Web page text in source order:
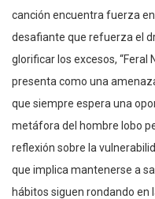
canción encuentra fuerza
desafiante que refuerza el
glorificar los excesos, “Feral
presenta como una
que siempre espera una
metáfora del hombre lobo
reflexión sobre la
que implica mantenerse a
hábitos siguen rondando en